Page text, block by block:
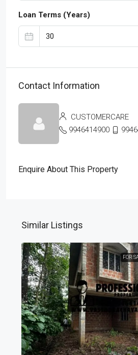
Loan Terms (Years)
Contact Information
CUSTOMERCARE
9946414900
Enquire About This Property
Similar Listings
FOR